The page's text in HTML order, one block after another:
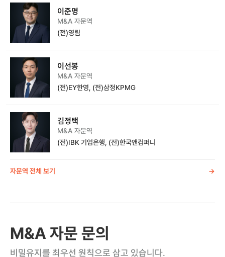
이준명
M&A 자문역
(전)영림
이선봉
M&A 자문역
(전)EY한영, (전)삼정KPMG
김정택
M&A 자문역
(전)IBK 기업은행, (전)한국앤컴퍼니
자문역 전체 보기 ->
M&A 자문 문의
비밀유지를 최우선 원칙으로 삼고 있습니다.